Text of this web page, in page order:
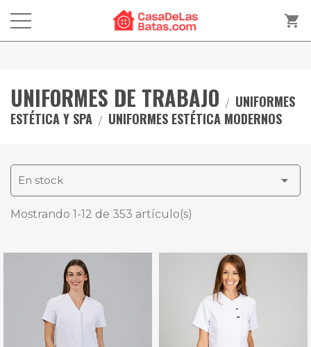
shopping_cart
UNIFORMES DE TRABAJO
UNIFORMES
ESTÉTICA Y SPA
UNIFORMES ESTÉTICA MODERNOS
En stock 
Mostrando 1-12 de 353 artículo(s)